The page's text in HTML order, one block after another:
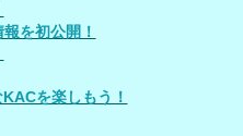
を初公開！
を楽しもう！